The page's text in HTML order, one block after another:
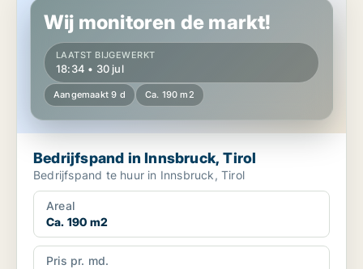
Wij monitoren de markt!
LAATST BIJGEWERKT
18:34 • 30 jul
Aangemaakt 9 d Ca. 190 m2
Bedrijfspand in Innsbruck, Tirol
Bedrijfspand te huur in Innsbruck, Tirol
Areal
Ca. 190 m2
Pris pr. md.